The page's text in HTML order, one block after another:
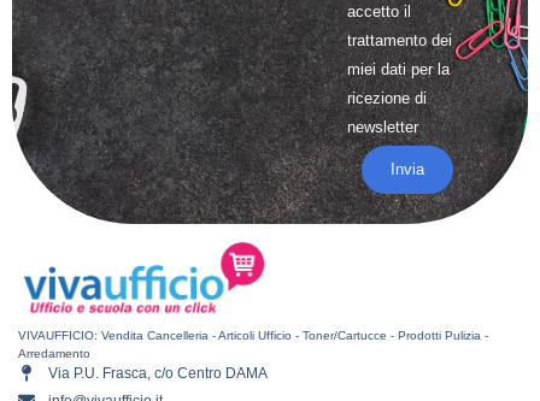
accetto il
trattamentodei
miei dati per la
ricezione di
newsletter
Invia
VIVAUFFICIO: Vendita Cancelleria - Articoli Ufficio - Toner/Cartucce - Prodotti Pulizia -
Arredamento
Via P.U. Frasca, c/o Centro DAMA